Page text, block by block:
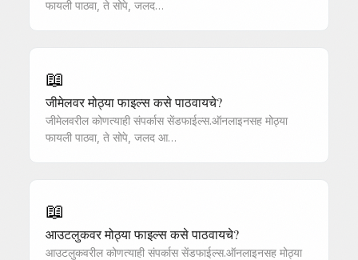
फायली पाठवा, ते सोपे, जलद…
📖
जीमेलवर मोठ्या फाइल्स कसे पाठवायचे?
जीमेलवरील कोणत्याही संपर्कास सेंडफाईल्स.ऑनलाइनसह मोठ्या
फायली पाठवा, ते सोपे, जलद आ…
📖
आउटलुकवर मोठ्या फाइल्स कसे पाठवायचे?
आउटलुकवरील कोणत्याही संपर्कास सेंडफाईल्स.ऑनलाइनसह मोठ्या